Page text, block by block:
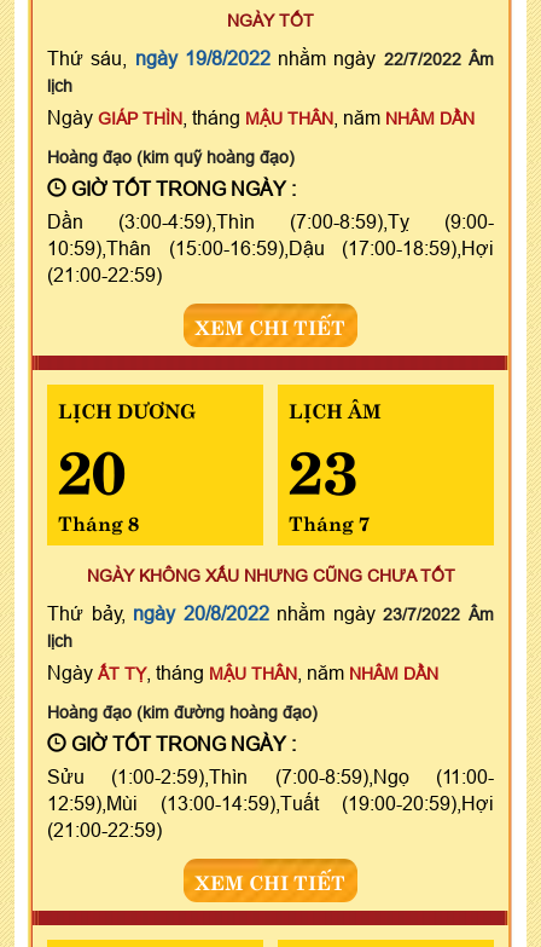
NGÀY TỐT
Thứ sáu, ngày 19/8/2022nhằm ngày 22/7/2022 Âm
lịch
Ngày GIÁP THÌN , tháng MẬU THÂN , năm NHÂM DẦN
Hoàng đạo (kim quỹ hoàng đạo)
GIỜ TỐT TRONG NGÀY :
Dần (3:00-4:59),Thìn (7:00-8:59),Tỵ (9:00-
10:59),Thân (15:00-16:59),Dậu (17:00-18:59),Hợi
(21:00-22:59)
XEM CHI TIẾT
LỊCH DƯƠNG
20
Tháng 8
LỊCH ÂM
23
Tháng 7
NGÀY KHÔNG XẤU NHƯNG CŨNG CHƯA TỐT
Thứ bảy, ngày 20/8/2022nhằm ngày23/7/2022 Âm
lịch
Ngày ẤT TỴ, tháng MẬU THÂN , năm NHÂM DẦN
Hoàng đạo (kim đường hoàng đạo)
GIỜ TỐT TRONG NGÀY :
Sửu (1:00-2:59),Thìn (7:00-8:59),Ngọ (11:00-
12:59),Mùi (13:00-14:59),Tuất (19:00-20:59),Hợi
(21:00-22:59)
XEM CHI TIẾT